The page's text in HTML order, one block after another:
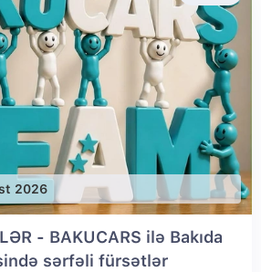
2026
- BAKUCARS ilə Bakıda
sərfəli fürsətlər